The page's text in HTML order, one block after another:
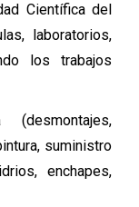
Científica del
laboratorios,
los trabajos
suministro
enchapes,